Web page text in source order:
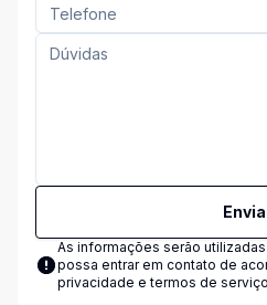
As informações serão
possa entrar em contato de
privacidade e termos de serviço